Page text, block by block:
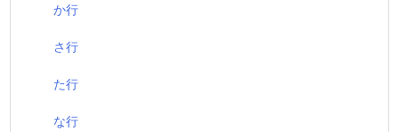
か行
さ行
た行
な行